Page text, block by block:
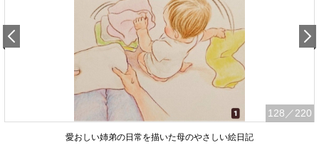
128 ／220
愛おしい姉弟の日常を描いた母のやさしい絵日記